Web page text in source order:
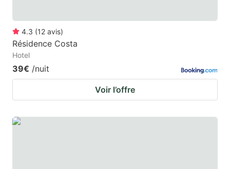
4.3 (12 avis)
Résidence Costa
Hotel
39€ /nuit
Voir l’offre